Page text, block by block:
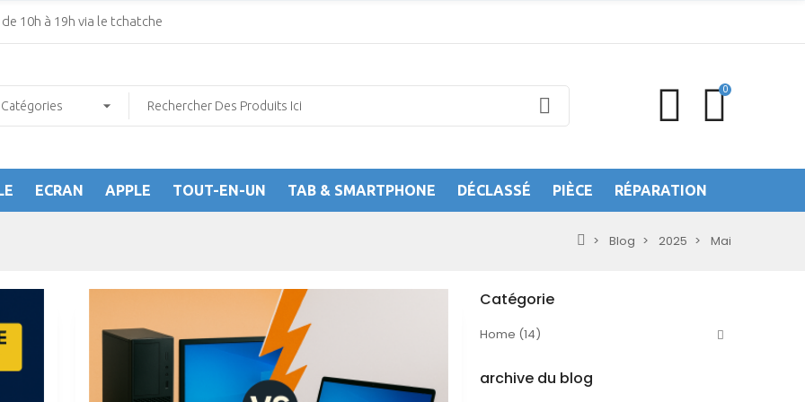
10h à 19h via le tchatche
0
ECRAN APPLE TOUT-EN-UN TAB & SMARTPHONE DÉCLASSÉ PIÈCE RÉPARATION
Blog 2025 Mai
Catégorie
Home (14)
archive du blog